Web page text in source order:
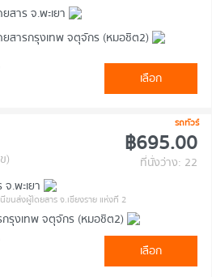
สาร จ.พะเยา
สารกรุงเทพ จตุจักร (หมอชิต2)
เลือก
รถทัวร์
)
฿695.00
ที่นั่งว่าง: 22
.พะเยา
ขนส่งผู้โดยสาร จ.เชียงราย แห่งที่ 2
รุงเทพ จตุจักร (หมอชิต2)
เลือก